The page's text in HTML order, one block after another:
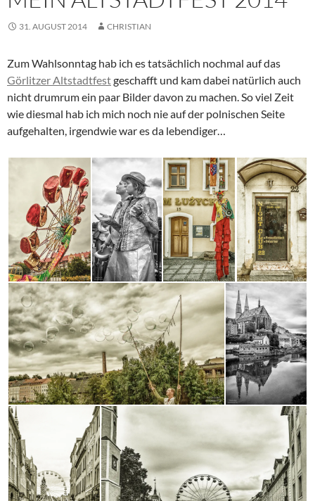
31. AUGUST 2014 CHRISTIAN
Zum Wahlsonntag hab ich es tatsächlich nochmal auf das
Görlitzer Altstadtfestgeschafft und kam dabei natürlich auch
nicht drumrum ein paar Bilder davon zu machen. So viel Zeit
wie diesmal hab ich mich noch nie auf der polnischen Seite
aufgehalten, irgendwie war es da lebendiger…